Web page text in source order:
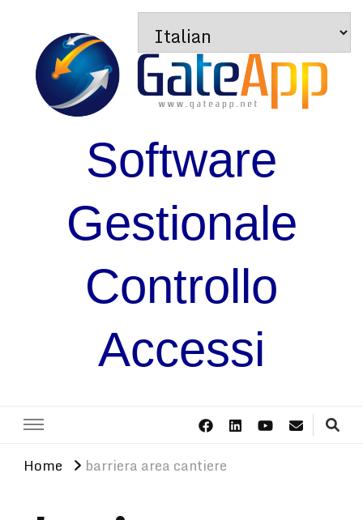
Software
Gestionale
Controllo
Accessi
Home barriera area cantiere